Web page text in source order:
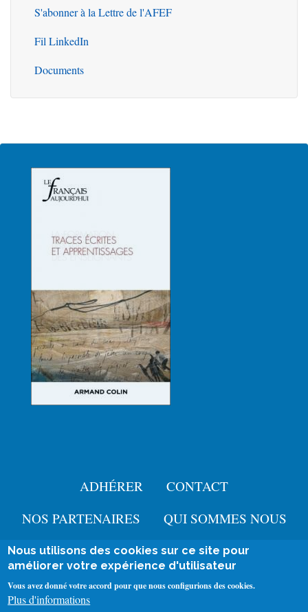
S'abonner à la Lettre de l'AFEF
Fil LinkedIn
Documents
Pied
de
page
ADHÉRER
CONTACT
NOS PARTENAIRES
QUI SOMMES NOUS
Menu
Mentions légales
User
account
Se connecter
Nous utilisons des cookies sur ce site pour
améliorer votre expérience d'utilisateur
Vous avez donné votre accord pour que nous configurions des cookies.
Plus d'informations